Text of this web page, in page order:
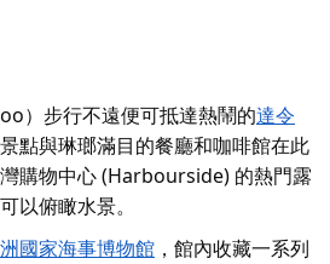
）步行不遠便可抵達熱鬧的達令
點與琳瑯滿目的餐廳和咖啡館在此
購物中心 (Harbourside) 的熱門露
以俯瞰水景。
國家海事博物館 ，館內收藏一系列